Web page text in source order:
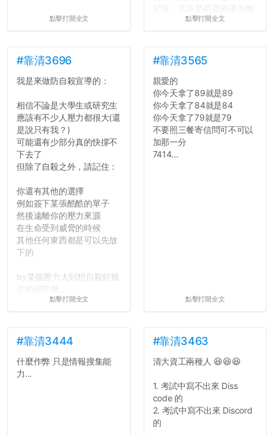
點擊打開全文
舍房間，都歡迎留言讓我知
道...
點擊打開全文
#靠清3696
我是來做防自殺宣導的：
相信不論是大學生或研究生
應該有不少人壓力都很大(還
是說只有我？)
可能還有少部分真的快撐不
下去了
但除了自殺之外，請記住：
你還有其他的選擇
例如簽下某張酷酷的單子
然後遠離你的壓力來源
在生命受到威脅的時候
其他任何東西都是可以先放
下的
by某個壓力大到想自殺好幾
點擊打開全文
#靠清3565
親愛的
你今天拿了89就是89
你今天拿了84就是84
你今天拿了79就是79
不要照三餐寄信問可不可以
加那一分
7414...
點擊打開全文
#靠清3444
什麼作弊 只是情報搜集能
力...
#靠清3463
清大資工兩種人 😆😆😆
1. 考試中寫不出來 Diss
code 的
2. 考試中寫不出來 Discord
的